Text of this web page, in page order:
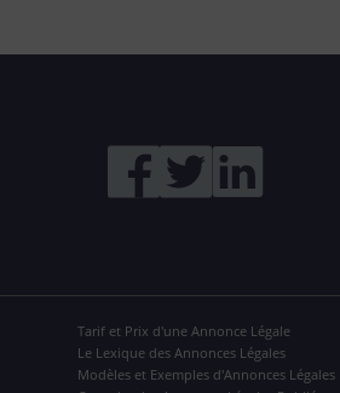
Tarif et Prix d'une Annonce Légale
Le Lexique des Annonces Légales
Modèles et Exemples d'Annonces Légales